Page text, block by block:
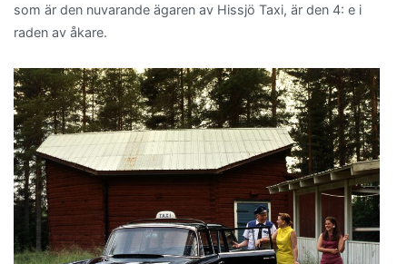
som är den nuvarande ägaren av Hissjö Taxi, är den 4: e i
raden av åkare.